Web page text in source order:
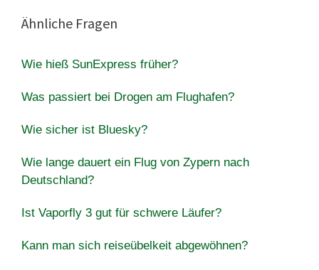
Ähnliche Fragen
Wie hieß SunExpress früher?
Was passiert bei Drogen am Flughafen?
Wie sicher ist Bluesky?
Wie lange dauert ein Flug von Zypern nach
Deutschland?
Ist Vaporfly 3 gut für schwere Läufer?
Kann man sich reiseübelkeit abgewöhnen?